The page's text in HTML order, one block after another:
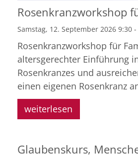
Rosenkranzworkshop
Samstag, 12. September 2026 9:30
Rosenkranzworkshop für
altersgerechter Einführung
Rosenkranzes und
einen eigenen Rosenkranz
weiterlesen
Glaubenskurs,